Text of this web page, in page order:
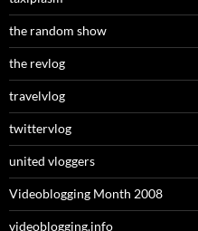
the random show
the revlog
travelvlog
twittervlog
united vloggers
Videoblogging Month 2008
videoblogging.info